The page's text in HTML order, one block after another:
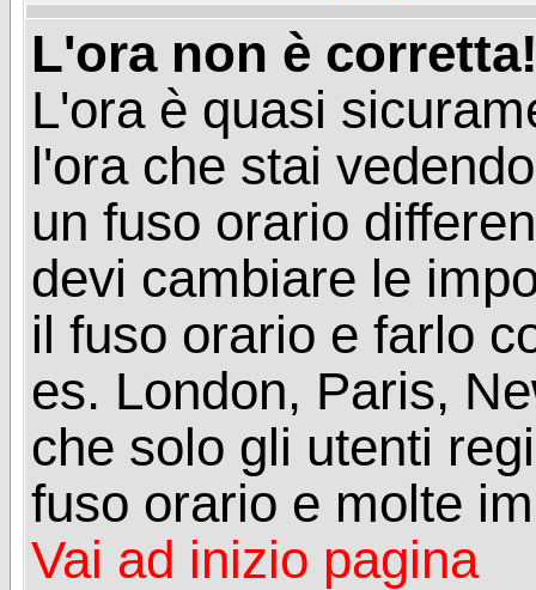
L'ora non è
L'ora è quasi
l'ora che stai
un fuso orario
devi cambiare le
il fuso orario e farlo
es. London, Paris,
che solo gli utenti
fuso orario e molte
Vai ad inizio pagina